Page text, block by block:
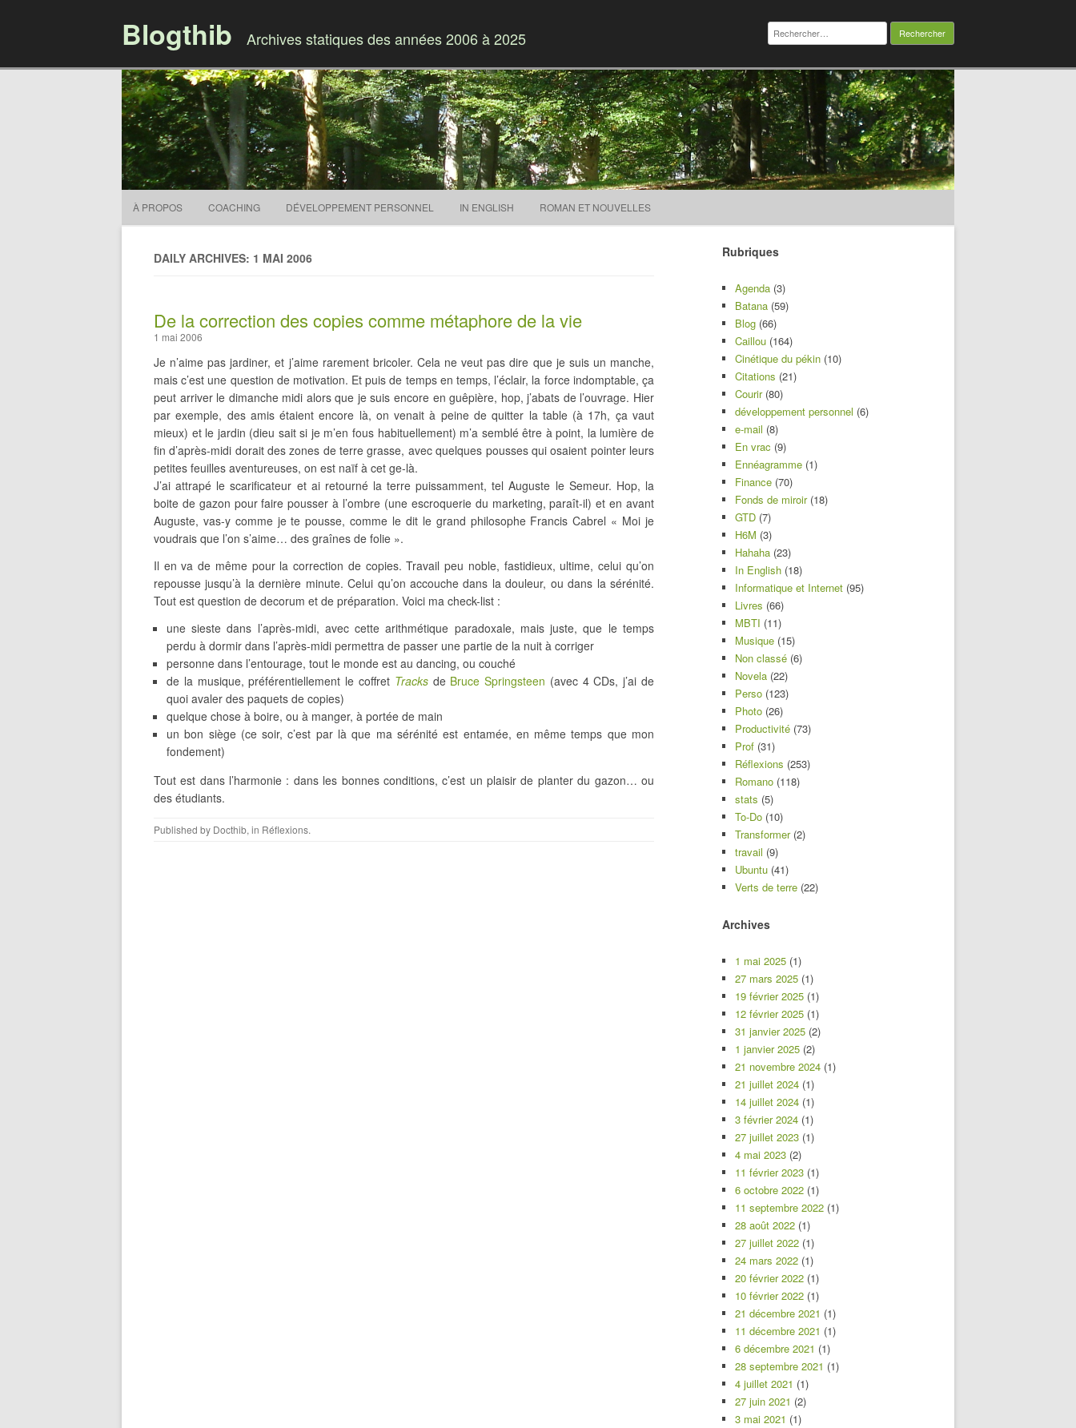
Blogthib Archives statiques des années 2006 à 2025
Rechercher :
À PROPOS COACHING DÉVELOPPEMENT PERSONNEL IN ENGLISH ROMAN ET NOUVELLES
DAILY ARCHIVES: 1 MAI 2006
De la correction des copies comme métaphore de la vie
1 mai 2006
Je n’aime pas jardiner, et j’aime rarement bricoler. Cela ne veut pas dire que je suis un manche,
mais c’est une question de motivation. Et puis de temps en temps, l’éclair, la force indomptable, ça
peut arriver le dimanche midi alors que je suis encore en guêpière, hop, j’abats de l’ouvrage. Hier
par exemple, des amis étaient encore là, on venait à peine de quitter la table (à 17h, ça vaut
mieux) et le jardin (dieu sait si je m’en fous habituellement) m’a semblé être à point, la lumière de
fin d’après-midi dorait des zones de terre grasse, avec quelques pousses qui osaient pointer leurs
petites feuilles aventureuses, on est naïf à cet ge-là.
J’ai attrapé le scarificateur et ai retourné la terre puissamment, tel Auguste le Semeur. Hop, la
boite de gazon pour faire pousser à l’ombre (une escroquerie du marketing, paraît-il) et en avant
Auguste, vas-y comme je te pousse, comme le dit le grand philosophe Francis Cabrel « Moi je
voudrais que l’on s’aime… des graînes de folie ».
Il en va de même pour la correction de copies. Travail peu noble, fastidieux, ultime, celui qu’on
repousse jusqu’à la dernière minute. Celui qu’on accouche dans la douleur, ou dans la sérénité.
Tout est question de decorum et de préparation. Voici ma check-list :
une sieste dans l’après-midi, avec cette arithmétique paradoxale, mais juste, que le temps
perdu à dormir dans l’après-midi permettra de passer une partie de la nuit à corriger
personne dans l’entourage, tout le monde est au dancing, ou couché
de la musique, préférentiellement le coffret Tracksde Bruce Springsteen (avec 4 CDs, j’ai de
quoi avaler des paquets de copies)
quelque chose à boire, ou à manger, à portée de main
un bon siège (ce soir, c’est par là que ma sérénité est entamée, en même temps que mon
fondement)
Tout est dans l’harmonie : dans les bonnes conditions, c’est un plaisir de planter du gazon… ou
des étudiants.
Published by Docthib, in Réflexions.
Rubriques
Agenda (3)
Batana (59)
Blog (66)
Caillou (164)
Cinétique du pékin (10)
Citations (21)
Courir(80)
développement personnel (6)
e-mail (8)
En vrac (9)
Ennéagramme (1)
Finance (70)
Fonds de miroir(18)
GTD (7)
H6M (3)
Hahaha (23)
In English (18)
Informatique et Internet (95)
Livres (66)
MBTI (11)
Musique (15)
Non classé (6)
Novela (22)
Perso (123)
Photo (26)
Productivité (73)
Prof (31)
Réflexions (253)
Romano (118)
stats (5)
To-Do (10)
Transformer(2)
travail (9)
Ubuntu (41)
Verts de terre (22)
Archives
1 mai 2025 (1)
27 mars 2025 (1)
19 février 2025 (1)
12 février 2025 (1)
31 janvier 2025 (2)
1 janvier 2025 (2)
21 novembre 2024 (1)
21 juillet 2024 (1)
14 juillet 2024 (1)
3 février 2024 (1)
27 juillet 2023 (1)
4 mai 2023 (2)
11 février 2023 (1)
6 octobre 2022 (1)
11 septembre 2022 (1)
28 août 2022 (1)
27 juillet 2022 (1)
24 mars 2022 (1)
20 février 2022 (1)
10 février 2022 (1)
21 décembre 2021 (1)
11 décembre 2021 (1)
6 décembre 2021 (1)
28 septembre 2021 (1)
4 juillet 2021 (1)
27 juin 2021 (2)
3 mai 2021 (1)